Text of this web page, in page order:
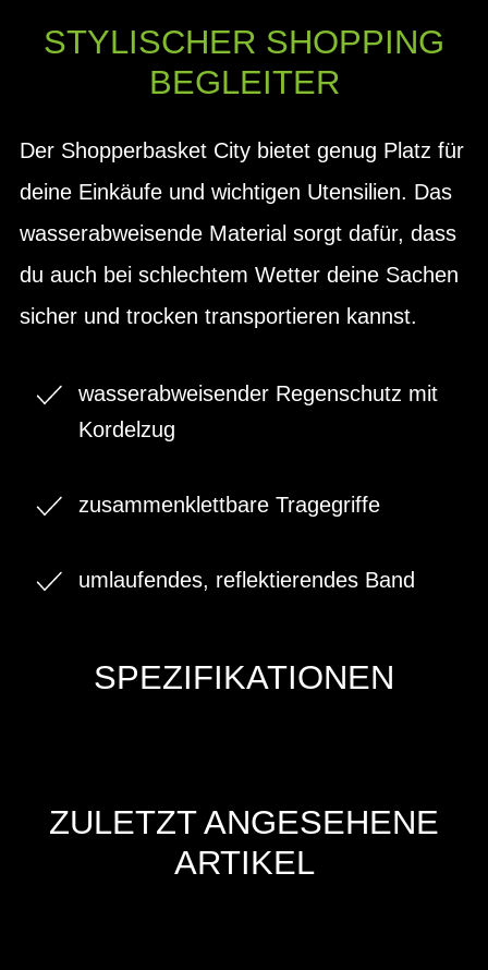
STYLISCHER SHOPPING
BEGLEITER
Der Shopperbasket City bietet genug Platz für
deine Einkäufe und wichtigen Utensilien. Das
wasserabweisende Material sorgt dafür, dass
du auch bei schlechtem Wetter deine Sachen
sicher und trocken transportieren kannst.
wasserabweisender Regenschutz mit
Kordelzug
zusammenklettbare Tragegriffe
umlaufendes, reflektierendes Band
SPEZIFIKATIONEN
ZULETZT ANGESEHENE
ARTIKEL